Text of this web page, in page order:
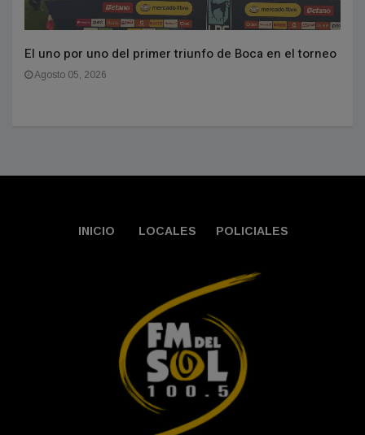
El uno por uno del primer triunfo de Boca en el torneo
Agosto 05, 2026
INICIO LOCALES POLICIALES